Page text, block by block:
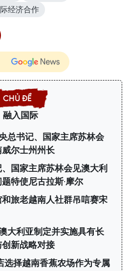
经济合作
融入国际
总书记、国家主席苏林会
尔士州州长
国家主席苏林会见澳大利
特使尼古拉斯·摩尔
旅老越南人社群吊唁赛宋
大利亚制定并实施具有长
新战略对接
选择越南香蕉农场作为专属